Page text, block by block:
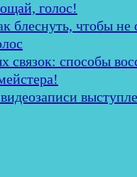
голос!
блеснуть, чтобы не
связок: способы